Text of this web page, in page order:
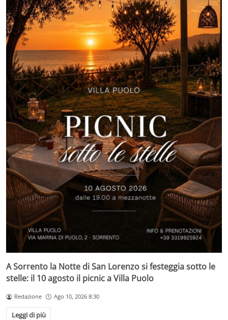
A Sorrento la Notte di San Lorenzo si festeggia sotto le
stelle: il 10 agosto il picnic a Villa Puolo
Redazione Ago 10, 2026 8:30
Leggi di più